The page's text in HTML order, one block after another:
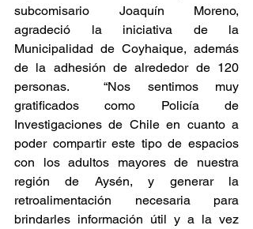
subcomisario Joaquín Moreno,
agradeció la iniciativa de la
Municipalidad de Coyhaique, además
de la adhesión de alrededor de 120
personas.  “Nos sentimos muy
gratificados como Policía de
Investigaciones de Chile en cuanto a
poder compartir este tipo de espacios
con los adultos mayores de nuestra
región de Aysén, y generar la
retroalimentación necesaria para
brindarles información útil y a la vez